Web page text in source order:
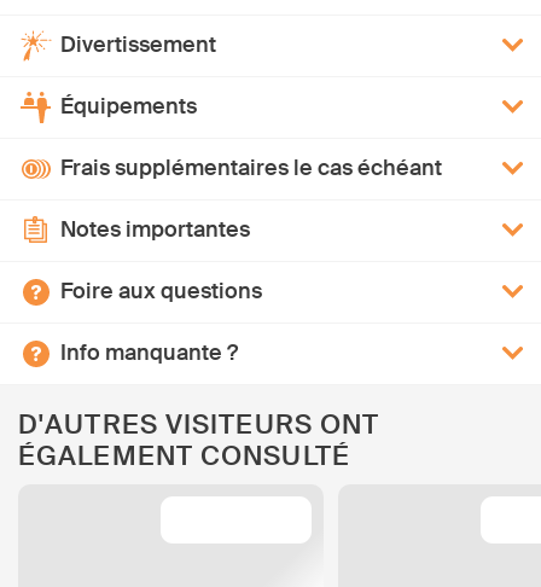
Divertissement
Équipements
Frais supplémentaires le cas échéant
Notes importantes
Foire aux questions
Info manquante ?
D'AUTRES VISITEURS ONT
ÉGALEMENT CONSULTÉ